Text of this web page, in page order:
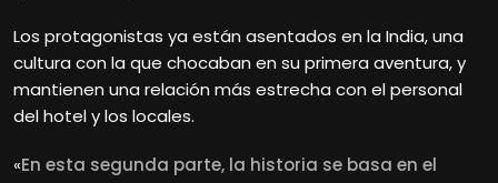
Los protagonistas ya están asentados en la India, una
cultura con la que chocaban en su primera aventura, y
mantienen una relación más estrecha con el personal
del hotel y los locales.
«En esta segunda parte, la historia se basa en el